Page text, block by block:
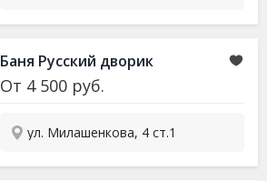
Баня Русский дворик
От 4 500 руб.
ул. Милашенкова, 4 ст.1